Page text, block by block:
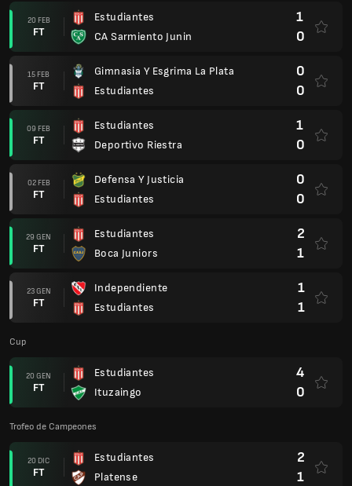
20 FEB
FT
Estudiantes
CA Sarmiento Junin
1
0
15 FEB
FT
Gimnasia Y Esgrima La Plata
Estudiantes
0
0
09 FEB
FT
Estudiantes
Deportivo Riestra
1
0
02 FEB
FT
Defensa Y Justicia
Estudiantes
0
0
29 GEN
FT
Estudiantes
Boca Juniors
2
1
23 GEN
FT
Independiente
Estudiantes
1
1
Cup
20 GEN
FT
Estudiantes
Ituzaingo
4
0
Trofeo de Campeones
20 DIC
FT
Estudiantes
Platense
2
1